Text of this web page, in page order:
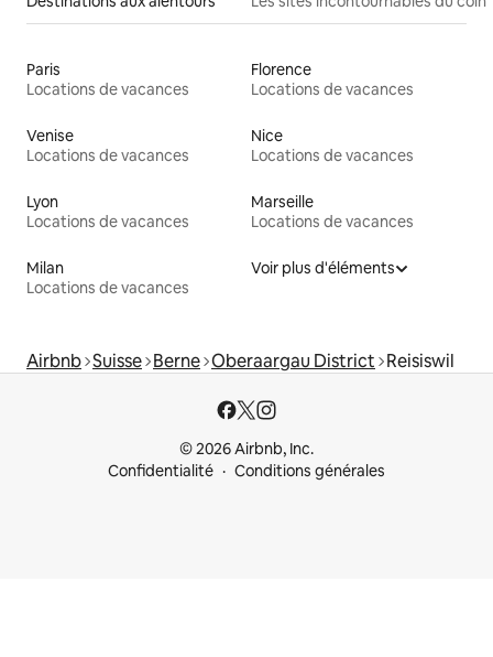
Paris
Locations de vacances
Florence
Locations de vacances
Venise
Locations de vacances
Nice
Locations de vacances
Lyon
Locations de vacances
Marseille
Locations de vacances
Milan
Locations de vacances
Voir plus d'éléments
Airbnb Suisse Berne Oberaargau District Reisiswil
© 2026 Airbnb, Inc.
Confidentialité
Conditions générales